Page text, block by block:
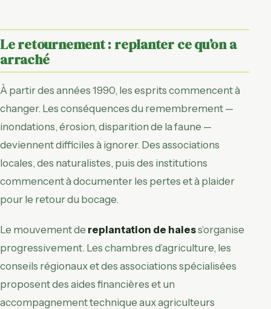
Le retournement : replanter ce qu’on a
arraché
À partir des années 1990, les esprits commencent à
changer. Les conséquences du remembrement —
inondations, érosion, disparition de la faune —
deviennent difficiles à ignorer. Des associations
locales, des naturalistes, puis des institutions
commencent à documenter les pertes et à plaider
pour le retour du bocage.
Le mouvement de replantation de haiess’organise
progressivement. Les chambres d’agriculture, les
conseils régionaux et des associations spécialisées
proposent des aides financières et un
accompagnement technique aux agriculteurs